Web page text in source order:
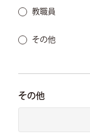
教職員
その他
その他